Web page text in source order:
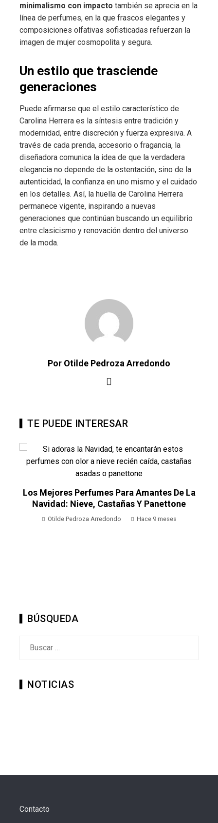
minimalismo con impacto también se aprecia en la
línea de perfumes, en la que frascos elegantes y
composiciones olfativas sofisticadas refuerzan la
imagen de mujer cosmopolita y segura.
Un estilo que trasciende
generaciones
Puede afirmarse que el estilo característico de
Carolina Herrera es la síntesis entre tradición y
modernidad, entre discreción y fuerza expresiva. A
través de cada prenda, accesorio o fragancia, la
diseñadora comunica la idea de que la verdadera
elegancia no depende de la ostentación, sino de la
autenticidad, la confianza en uno mismo y el cuidado
en los detalles. Así, la huella de Carolina Herrera
permanece vigente, inspirando a nuevas
generaciones que continúan buscando un equilibrio
entre clasicismo y renovación dentro del universo
de la moda.
Por Otilde Pedroza Arredondo
TE PUEDE INTERESAR
Los Mejores Perfumes Para Amantes De La
Navidad: Nieve, Castañas Y Panettone
Otilde Pedroza Arredondo Hace 9 meses
BÚSQUEDA
NOTICIAS
Contacto